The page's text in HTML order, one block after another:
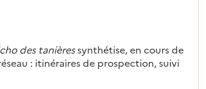
des tanièressynthétise, en cours de
: itinéraires de prospection, suivi